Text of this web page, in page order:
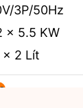
3P/50Hz
x 5.5 KW
x 2 Lít
27 kg